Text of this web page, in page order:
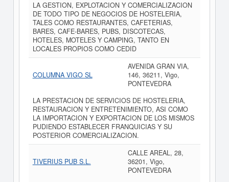
LA GESTION, EXPLOTACION Y COMERCIALIZACION
DE TODO TIPO DE NEGOCIOS DE HOSTELERIA,
TALES COMO RESTAURANTES, CAFETERIAS,
BARES, CAFE-BARES, PUBS, DISCOTECAS,
HOTELES, MOTELES Y CAMPING, TANTO EN
LOCALES PROPIOS COMO CEDID
COLUMNA VIGO SL
AVENIDA GRAN VIA,
146, 36211, Vigo,
PONTEVEDRA
LA PRESTACION DE SERVICIOS DE HOSTELERIA,
RESTAURACION Y ENTRETENIMIENTO, ASI COMO
LA IMPORTACION Y EXPORTACION DE LOS MISMOS
PUDIENDO ESTABLECER FRANQUICIAS Y SU
POSTERIOR COMERCIALIZACION.
TIVERIUS PUB S.L.
CALLE AREAL, 28,
36201, Vigo,
PONTEVEDRA